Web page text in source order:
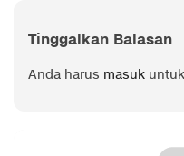
Tinggalkan Balasan
Anda harus masuk